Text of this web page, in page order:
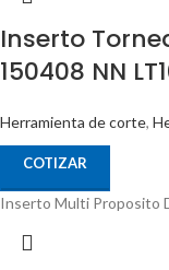
Inserto
150408 NN
Herramienta de corte,
COTIZAR
Inserto Multi Proposito